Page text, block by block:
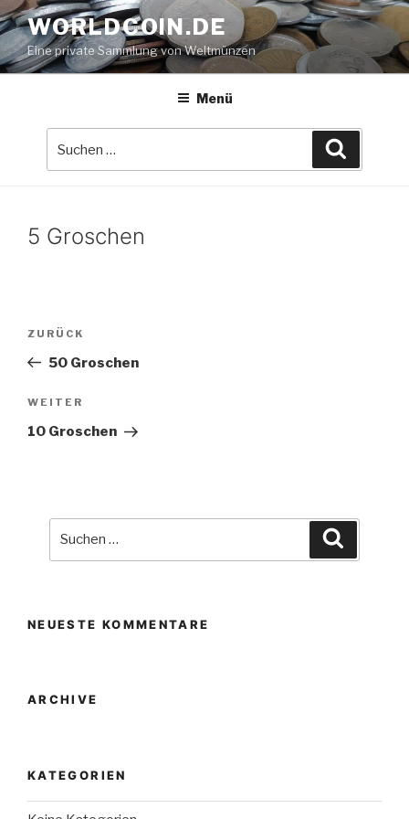
Zum
Inhalt
springen
WORLDCOIN.DE
Eine private Sammlung von Weltmünzen
Menü
5 Groschen
Beitrags-
Vorheriger
Beitrag
ZURÜCK
50 Groschen
Nächster
Beitrag
WEITER
10 Groschen
NEUESTE KOMMENTARE
ARCHIVE
KATEGORIEN